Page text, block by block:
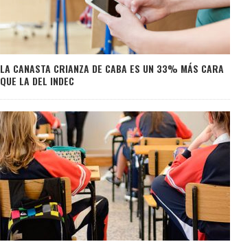
LA CANASTA CRIANZA DE CABA ES UN 33% MÁS CARA
QUE LA DEL INDEC